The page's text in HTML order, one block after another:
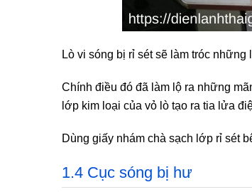
Lò vi sóng bị rỉ sét sẽ làm tróc
Chính điều đó đã làm lộ ra những
lớp kim loại của vỏ lò tạo ra tia lửa
Dùng giấy nhám chà sạch lớp rỉ sét
1.4 Cục sóng bị hư